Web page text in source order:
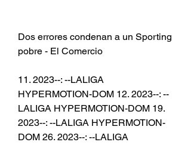
Dos errores condenan a un Sporting
pobre - El Comercio
11. 2023--: --LALIGA
HYPERMOTION-DOM 12. 2023--: --
LALIGA HYPERMOTION-DOM 19.
2023--: --LALIGA HYPERMOTION-
DOM 26. 2023--: --LALIGA